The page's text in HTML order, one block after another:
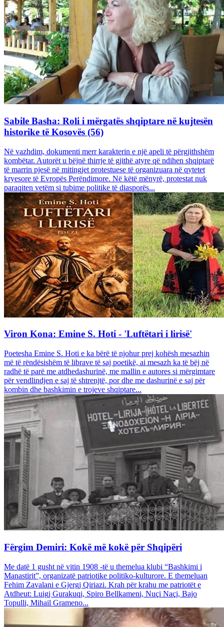
Sabile Basha: Roli i mërgatës shqiptare në kujtesën
historike të Kosovës (56)
Në vazhdim, dokumenti merr karakterin e një apeli të përgjithshëm
kombëtar. Autorët u bëjnë thirrje të gjithë atyre që ndihen shqiptarë
të marrin pjesë në mitingjet protestuese të organizuara në qytetet
kryesore të Evropës Perëndimore. Në këtë mënyrë, protestat nuk
paraqiten vetëm si tubime politike të diasporës...
Viron Kona: Emine S. Hoti - 'Luftëtari i lirisë'
Poetesha Emine S. Hoti e ka bërë të njohur prej kohësh mesazhin
më të rëndësishëm të librave të saj poetikë, ai mesazh ka të bëj në
radhë të parë me atdhedashurinë, me mallin e autores si mërgimtare
për vendlindjen e saj të shtrenjtë, por dhe me dashurinë e saj për
kombin dhe bashkimin e trojeve shqiptare...
Fërgim Demiri: Kokë më kokë për Shqipëri
Me datë 1 gusht në vitin 1908 -të u themelua klubi “Bashkimi i
Manastirit”, organizatë patriotike politiko-kulturore. E themeluan
Fehim Zavalani e Gjergj Qiriazi. Krah për krahu me patriotët e
Atdheut: Luigj Gurakuqi, Spiro Bellkameni, Nuçi Naçi, Bajo
Topulli, Mihail Grameno...